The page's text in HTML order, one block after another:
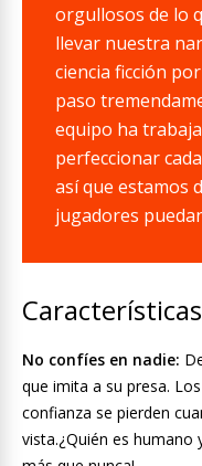
orgullosos de lo
llevar nuestra
ciencia ficción
paso
equipo ha
perfeccionar
así que estamos
jugadores
No confíes en nadie:
que imita a su presa.
confianza se pierden
vista.¿Quién es humano